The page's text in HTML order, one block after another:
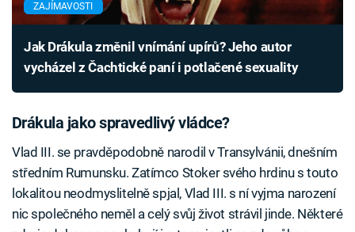
ZAJÍMAVOSTI
Jak Drákula změnil vnímání upírů? Jeho autor
vycházel z Čachtické paní i potlačené sexuality
Drákula jako spravedlivý vládce?
Vlad III. se pravděpodobně narodil v Transylvánii, dnešním
středním Rumunsku. Zatímco Stoker svého hrdinu s touto
lokalitou neodmyslitelně spjal, Vlad III. s ní vyjma narození
nic společného neměl a celý svůj život strávil jinde. Některé